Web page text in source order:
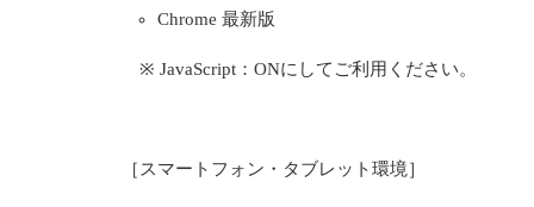
Chrome 最新版
※ JavaScript：ONにしてご利用ください。
［スマートフォン・タブレット環境］